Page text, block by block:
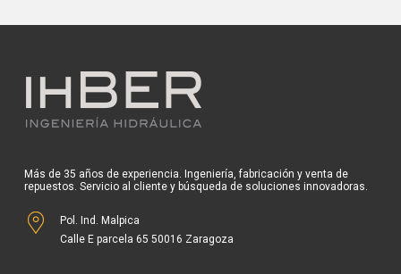
Más de 35 años de experiencia. Ingeniería, fabricación y venta de
repuestos. Servicio al cliente y búsqueda de soluciones innovadoras.
Pol. Ind. Malpica
Calle E parcela 65 50016 Zaragoza